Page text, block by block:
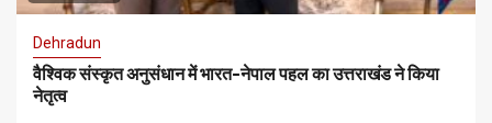
Dehradun
वैश्विक संस्कृत अनुसंधान में भारत-नेपाल पहल का उत्तराखंड ने किया
नेतृत्व